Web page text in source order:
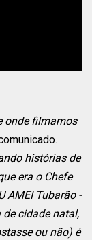
onde filmamos
histórias de
era o Chefe
AMEI Tubarão -
de cidade natal,
ou não) é